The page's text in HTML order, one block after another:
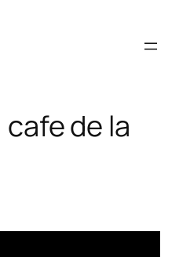
cafe de la